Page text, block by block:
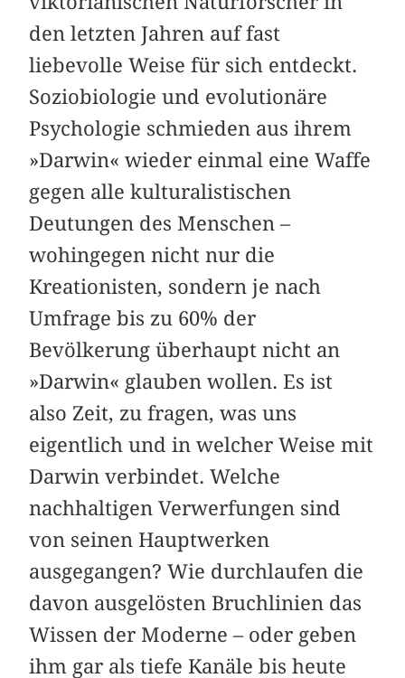
den letzten Jahren auf fast
liebevolle Weise für sich entdeckt.
Soziobiologie und evolutionäre
Psychologie schmieden aus ihrem
»Darwin« wieder einmal eine Waffe
gegen alle kulturalistischen
Deutungen des Menschen –
wohingegen nicht nur die
Kreationisten, sondern je nach
Umfrage bis zu 60% der
Bevölkerung überhaupt nicht an
»Darwin« glauben wollen. Es ist
also Zeit, zu fragen, was uns
eigentlich und in welcher Weise mit
Darwin verbindet. Welche
nachhaltigen Verwerfungen sind
von seinen Hauptwerken
ausgegangen? Wie durchlaufen die
davon ausgelösten Bruchlinien das
Wissen der Moderne – oder geben
ihm gar als tiefe Kanäle bis heute